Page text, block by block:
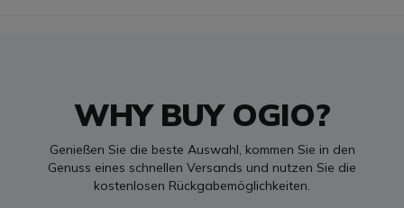
WHY BUY OGIO?
Genießen Sie die beste Auswahl, kommen Sie in den
Genuss eines schnellen Versands und nutzen Sie die
kostenlosen Rückgabemöglichkeiten.